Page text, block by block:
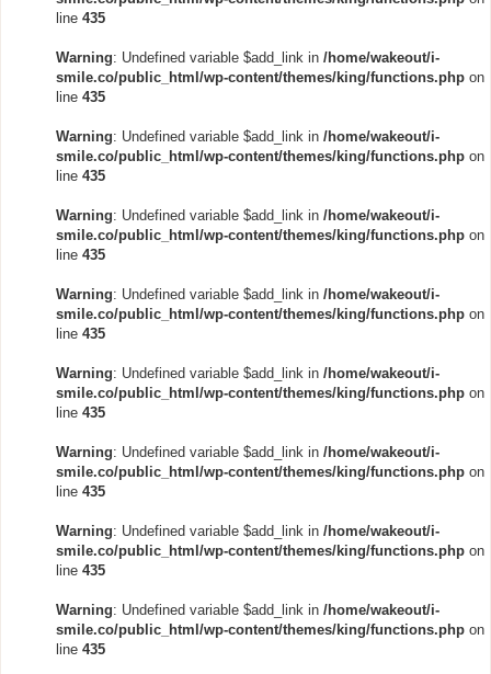
line 435
Warning: Undefined variable $add_link in /home/wakeout/i-
smile.co/public_html/wp-content/themes/king/functions.php on
line 435
Warning: Undefined variable $add_link in /home/wakeout/i-
smile.co/public_html/wp-content/themes/king/functions.php on
line 435
Warning: Undefined variable $add_link in /home/wakeout/i-
smile.co/public_html/wp-content/themes/king/functions.php on
line 435
Warning: Undefined variable $add_link in /home/wakeout/i-
smile.co/public_html/wp-content/themes/king/functions.php on
line 435
Warning: Undefined variable $add_link in /home/wakeout/i-
smile.co/public_html/wp-content/themes/king/functions.php on
line 435
Warning: Undefined variable $add_link in /home/wakeout/i-
smile.co/public_html/wp-content/themes/king/functions.php on
line 435
Warning: Undefined variable $add_link in /home/wakeout/i-
smile.co/public_html/wp-content/themes/king/functions.php on
line 435
Warning: Undefined variable $add_link in /home/wakeout/i-
smile.co/public_html/wp-content/themes/king/functions.php on
line 435